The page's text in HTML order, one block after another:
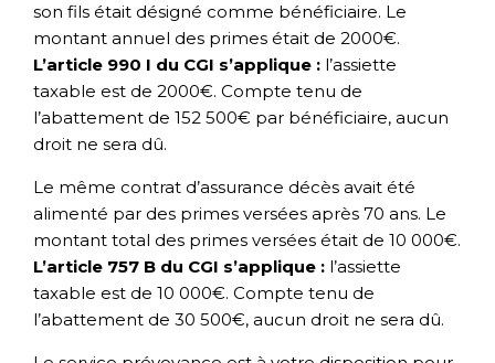
son fils était désigné comme bénéficiaire. Le
montant annuel des primes était de 2000€.
L’article 990 I du CGI s’applique : l’assiette
taxable est de 2000€. Compte tenu de
l’abattement de 152 500€ par bénéficiaire, aucun
droit ne sera dû.
Le même contrat d’assurance décès avait été
alimenté par des primes versées après 70 ans. Le
montant total des primes versées était de 10 000€.
L’article 757 B du CGI s’applique : l’assiette
taxable est de 10 000€. Compte tenu de
l’abattement de 30 500€, aucun droit ne sera dû.